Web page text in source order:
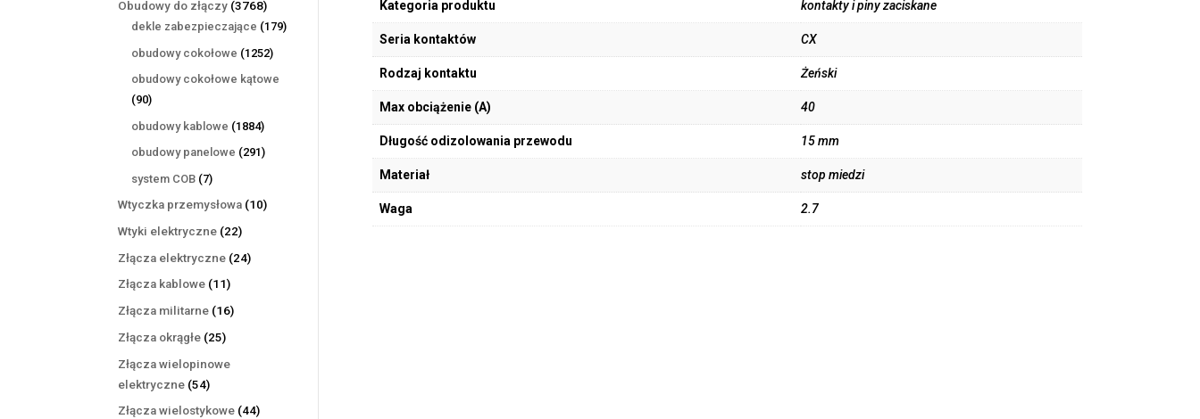
Obudowy do złączy 37683768
produktów
dekle zabezpieczające 179179
obudowy cokołowe 12521252
obudowy cokołowe kątowe
9090
produktów
obudowy kablowe 18841884
produkty
obudowy panelowe 291291
system COB 77
produktów
Wtyczka przemysłowa 1010
Wtyki elektryczne 2222
produkty
Złącza elektryczne 2424
Złącza kablowe 1111
produktów
Złącza militarne 1616
Złącza okrągłe 2525
Złącza wielopinowe
elektryczne 5454
produkty
Złącza wielostykowe 4444
Kategoria produktu kontakty i piny zaciskane
Seria kontaktów CX
Rodzaj kontaktu Żeński
Max obciążenie (A) 40
Długość odizolowania przewodu 15 mm
Materiał stop miedzi
Waga 2.7